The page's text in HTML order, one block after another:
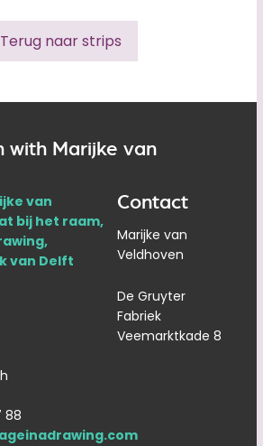
Terug naar strips
with Marijke van
Contact
Marijke van
Veldhoven
De Gruyter
Fabriek
Veemarktkade 8
88